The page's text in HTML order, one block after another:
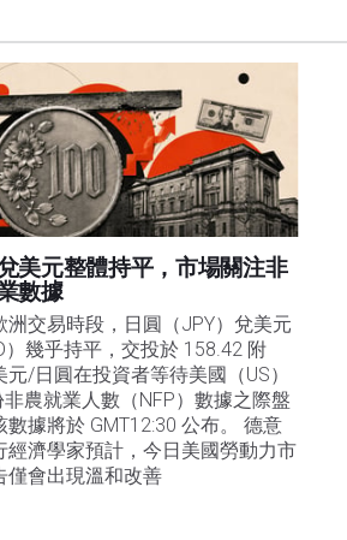
作任何陳述。FXStreet和作者將不承擔任何錯誤，遺漏或
並非註冊投資顧問，本文內容無意提供任何投資
美元整體持平，市場關注非
數據
洲交易時段，日圓（JPY）兌美元
）幾乎持平，交投於 158.42 附
元/日圓在投資者等待美國（US）
非農就業人數（NFP）數據之際盤
數據將於 GMT12:30 公布。 德意
經濟學家預計，今日美國勞動力市
僅會出現溫和改善